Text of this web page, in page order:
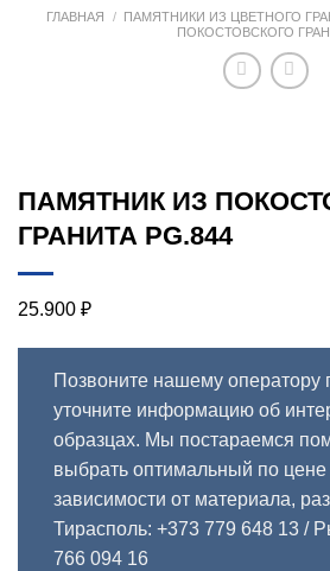
ГЛАВНАЯ / ПАМЯТНИКИ ИЗ ЦВЕТНОГО
ПОКОСТОВСКОГО
ПАМЯТНИК ИЗ
ГРАНИТА PG.844
25.900 ₽
Позвоните нашему оператору
уточните информацию об
образцах. Мы постараемся
выбрать оптимальный по цене
зависимости от материала,
Тирасполь: +373 779 648 13 /
766 094 16